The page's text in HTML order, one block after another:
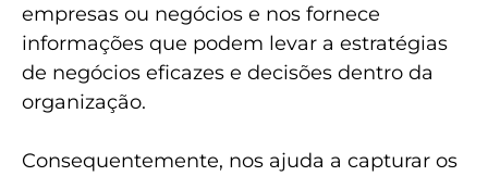
empresas ou negócios e nos fornece
informações que podem levar a estratégias
de negócios eficazes e decisões dentro da
organização.
Consequentemente, nos ajuda a capturar os